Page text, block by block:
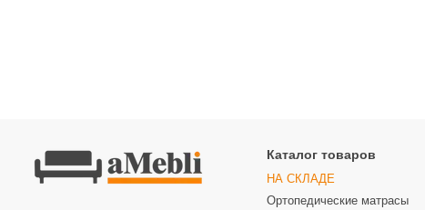
Каталог товаров
НА СКЛАДЕ
Ортопедические матрасы